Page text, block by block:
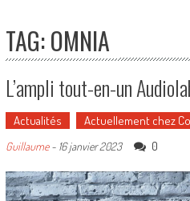
TAG: OMNIA
L’ampli tout-en-un
Actualités Actuellement chez
Guillaume- 16 janvier 2023 0